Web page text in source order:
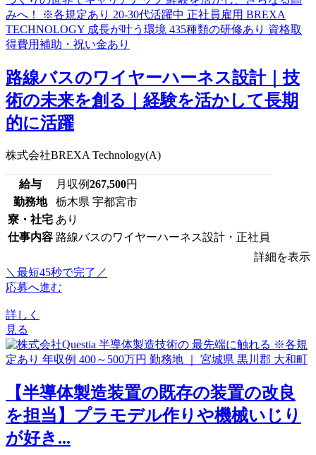
路線バスのワイヤーハーネス設計｜技
術の未来を創る｜経験を活かして長期
的に活躍
株式会社BREXA Technology(A)
給与 月収例267,500円
勤務地
栃木県 宇都宮市
寮・社宅 あり
仕事内容 路線バスのワイヤーハーネス設計・正社員
詳細を表示
＼最短45秒で完了／
応募へ進む
詳しく
見る
【半導体製造装置の既存の装置の改良
を担当】プラモデル作りや機械いじり
が好き...